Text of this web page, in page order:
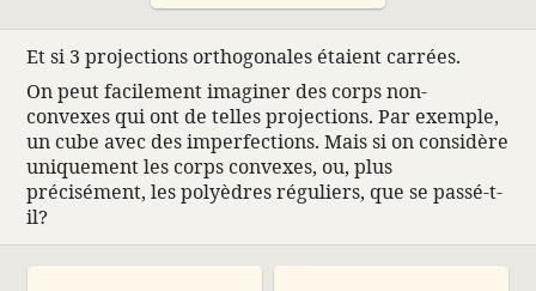
Et si 3 projec­tions ortho­go­nales étaient carrées.
On peut faci­le­ment imaginer des corps non-
convexes qui ont de telles projec­tions. Par exemple,
un cube avec des imper­fec­tions. Mais si on considère
unique­ment les corps convexes, ou, plus
précisément, les polyèdres réguliers, que se passé-t-
il?